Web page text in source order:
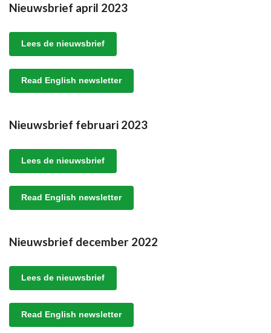
Nieuwsbrief april 2023
Lees de nieuwsbrief
Read English newsletter
Nieuwsbrief februari 2023
Lees de nieuwsbrief
Read English newsletter
Nieuwsbrief december 2022
Lees de nieuwsbrief
Read English newsletter